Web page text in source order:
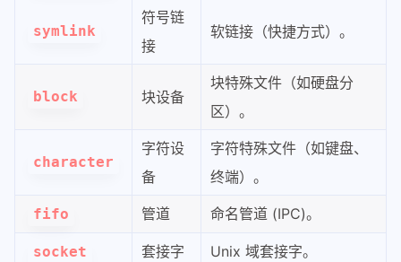
symlink
符号链
接
软链接（快捷方式）。
block 块设备
块特殊文件（如硬盘分
区）。
character
字符设
备
字符特殊文件（如键盘、
终端）。
fifo 管道 命名管道 (IPC)。
socket 套接字 Unix 域套接字。